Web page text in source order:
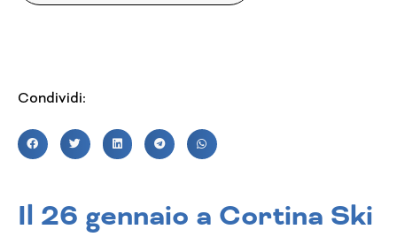
Condividi:
Il 26 gennaio a Cortina Ski